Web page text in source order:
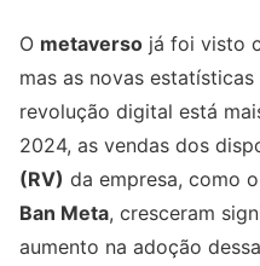
O metaverso já foi visto
mas as novas estatísticas
revolução digital está
2024, as vendas dos
(RV) da empresa, como o
Ban Meta, cresceram
aumento na adoção